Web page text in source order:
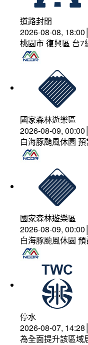
道路封閉
2026-08-08,
桃園市 復興區 台
國家森林遊樂區
2026-08-09,
白海豚颱風休園
國家森林遊樂區
2026-08-09,
白海豚颱風休園
停水
2026-08-07,
為全面提升該區域